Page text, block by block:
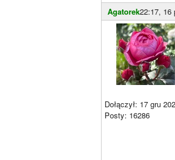
Agatorek22:17, 16
Dołączył: 17 gru
Posty: 16286